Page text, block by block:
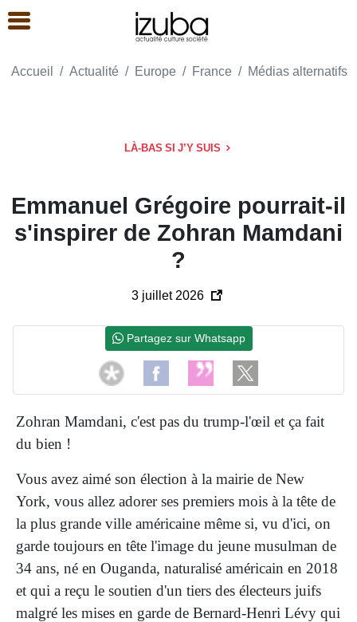
Accueil Actualité Europe France Médias alternatifs
LÀ-BAS SI J’Y SUIS
Emmanuel Grégoire pourrait-il
s'inspirer de Zohran Mamdani
?
3 juillet 2026
Zohran Mamdani, c'est pas du trump-l'œil et ça fait
du bien !
Vous avez aimé son élection à la mairie de New
York, vous allez adorer ses premiers mois à la tête de
la plus grande ville américaine même si, vu d'ici, on
garde toujours en tête l'image du jeune musulman de
34 ans, né en Ouganda, naturalisé américain en 2018
et qui a reçu le soutien d'un tiers des électeurs juifs
malgré les mises en garde de Bernard-Henri Lévy qui
Partagez sur Whatsapp